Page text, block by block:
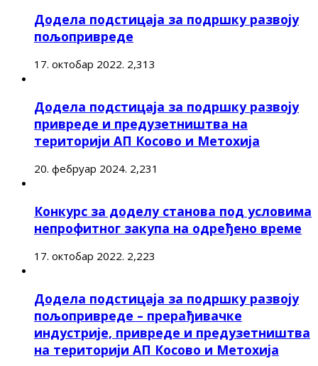
Додела подстицаја за подршку развоју
пољопривреде
17. октобар 2022. 2,313
Додела подстицаја за подршку развоју
привреде и предузетништва на
територији АП Косово и Метохија
20. фебруар 2024. 2,231
Конкурс за доделу станова под условима
непрофитног закупа на одређено време
17. октобар 2022. 2,223
Додела подстицаја за подршку развоју
пољопривреде – прерађивачке
индустрије, привреде и предузетништва
на територији АП Косово и Метохија